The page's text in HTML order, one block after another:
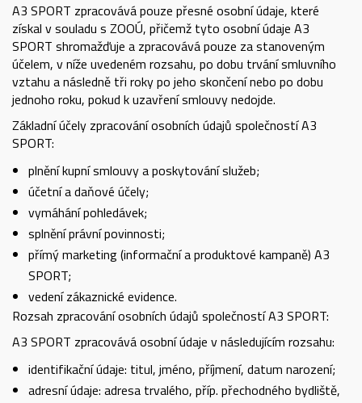
A3 SPORT zpracovává pouze přesné osobní údaje, které
získal v souladu s ZOOÚ, přičemž tyto osobní údaje A3
SPORT shromažďuje a zpracovává pouze za stanoveným
účelem, v níže uvedeném rozsahu, po dobu trvání smluvního
vztahu a následně tři roky po jeho skončení nebo po dobu
jednoho roku, pokud k uzavření smlouvy nedojde.
Základní účely zpracování osobních údajů společností A3
SPORT:
plnění kupní smlouvy a poskytování služeb;
účetní a daňové účely;
vymáhání pohledávek;
splnění právní povinnosti;
přímý marketing (informační a produktové kampaně) A3
SPORT;
vedení zákaznické evidence.
Rozsah zpracování osobních údajů společností A3 SPORT:
A3 SPORT zpracovává osobní údaje v následujícím rozsahu:
identifikační údaje: titul, jméno, příjmení, datum narození;
adresní údaje: adresa trvalého, příp. přechodného bydliště,